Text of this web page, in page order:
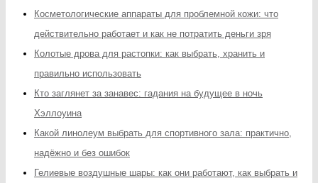
Косметологические аппараты для проблемной кожи: что
действительно работает и как не потратить деньги зря
Колотые дрова для растопки: как выбрать, хранить и
правильно использовать
Кто заглянет за занавес: гадания на будущее в ночь
Хэллоуина
Какой линолеум выбрать для спортивного зала: практично,
надёжно и без ошибок
Гелиевые воздушные шары: как они работают, как выбрать и